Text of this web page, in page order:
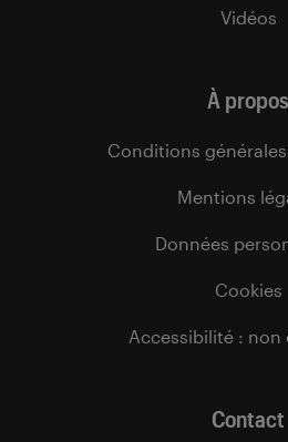
Vidéos
À propos
Conditions
Mentions
Données
Cookies
Accessibilité :
Contact